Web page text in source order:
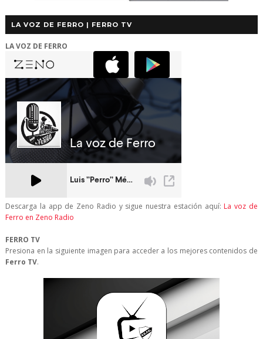
LA VOZ DE FERRO | FERRO TV
LA VOZ DE FERRO
Descarga la app de Zeno Radio y sigue nuestra estación aquí: La voz de
Ferro en Zeno Radio
FERRO TV
Presiona en la siguiente imagen para acceder a los mejores contenidos de
Ferro TV.